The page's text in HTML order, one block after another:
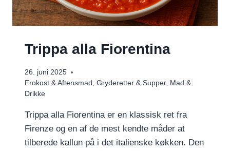
Trippa alla Fiorentina
26. juni 2025
Frokost & Aftensmad , Gryderetter & Supper, Mad &
Drikke
Trippa alla Fiorentina er en klassisk ret fra
Firenze og en af de mest kendte måder at
tilberede kallun på i det italienske køkken. Den